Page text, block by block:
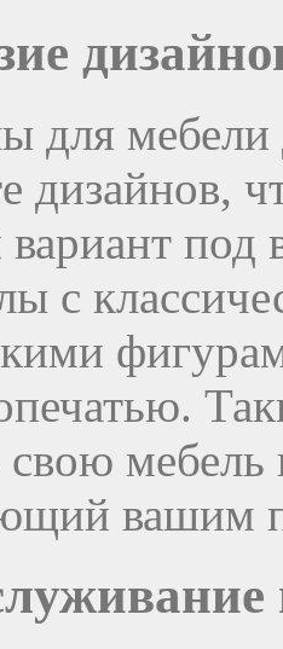
для
дизайнов,
с
свою
вашим